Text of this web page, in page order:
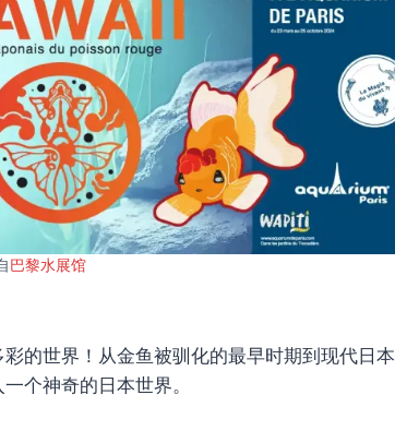
巴黎水展馆
的世界！从金鱼被驯化的最早时期到现代日本
个神奇的日本世界。